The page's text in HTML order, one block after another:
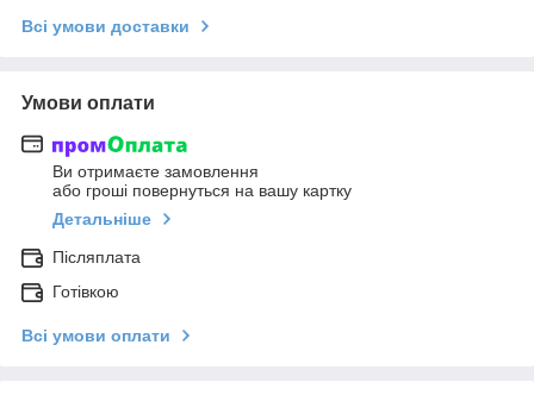
Всі умови доставки
Умови оплати
Ви отримаєте замовлення
або гроші повернуться на вашу картку
Детальніше
Післяплата
Готівкою
Всі умови оплати